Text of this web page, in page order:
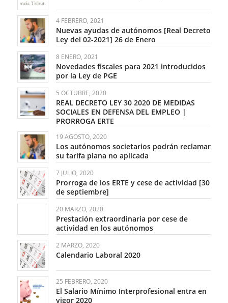
4 FEBRERO, 2021
Nuevas ayudas de autónomos [Real Decreto
Ley del 02-2021] 26 de Enero
8 ENERO, 2021
Novedades fiscales para 2021 introducidos
por la Ley de PGE
5 OCTUBRE, 2020
REAL DECRETO LEY 30 2020 DE MEDIDAS
SOCIALES EN DEFENSA DEL EMPLEO |
PRORROGA ERTE
19 AGOSTO, 2020
Los autónomos societarios podrán reclamar
su tarifa plana no aplicada
7 JULIO, 2020
Prorroga de los ERTE y cese de actividad [30
de septiembre]
20 MARZO, 2020
Prestación extraordinaria por cese de
actividad en los autónomos
2 MARZO, 2020
Calendario Laboral 2020
25 FEBRERO, 2020
El Salario Mínimo Interprofesional entra en
vigor 2020